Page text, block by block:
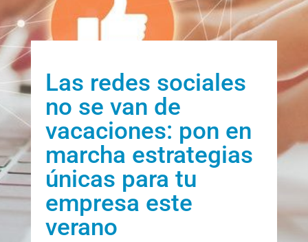
Las redes sociales
no se van de
vacaciones: pon en
marcha estrategias
únicas para tu
empresa este
verano